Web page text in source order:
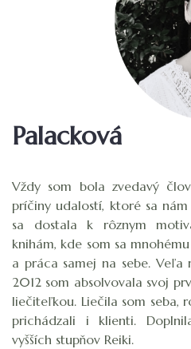
Palacková
Vždy som bola zvedavý
príčiny udalostí, ktoré sa
sa dostala k rôznym
knihám, kde som sa
a práca samej na sebe.
2012 som absolvovala svoj
liečiteľkou. Liečila som seba,
prichádzali i klienti.
vyšších stupňov Reiki.